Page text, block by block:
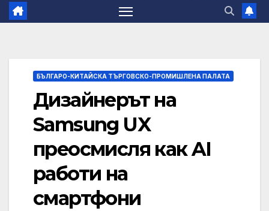
БЪЛГАРО-КИТАЙСКА ТЪРГОВСКО-ПРОМИШЛЕНА ПАЛАТА
Дизайнерът на
Samsung UX
преосмисля как AI
работи на
смартфони